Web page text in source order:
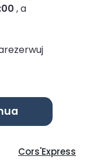
, a
Cors'Express